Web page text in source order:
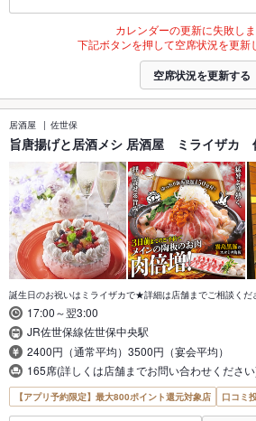
カレンダーの更新に失敗しま
下記ボタンを押して空席状況を更新
空席状況を更新する
居酒屋 佐世保
旨唐揚げと居酒メシ 居酒屋 ミライザカ
誕生日のお祝いはミライザカで★詳細は店舗までご相談くだ
17:00～翌3:00
JR佐世保線佐世保中央駅
2400円（通常平均）3500円（宴会平均）
165席(詳しくは店舗までお問い合わせくださ
【アプリ予約限定】最大800ポイント還元対象店 口コミ